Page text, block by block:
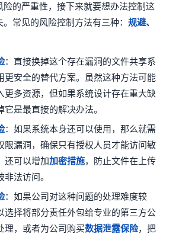
险的严重性，接下来就要想办法控制这
。常见的风险控制方法有三种：规避、
：直接换掉这个存在漏洞的文件共享系
更安全的替代方案。虽然这种方法可能
更多资源，但如果系统设计存在重大缺
它是最直接的解决办法。
：如果系统本身还可以使用，那么就需
限漏洞，确保只有授权人员才能访问敏
还可以增加加密措施，防止文件在上传
非法访问。
：如果公司对这种问题的处理难度较
选择将部分责任外包给专业的第三方公
理，或者为公司购买数据泄露保险，把